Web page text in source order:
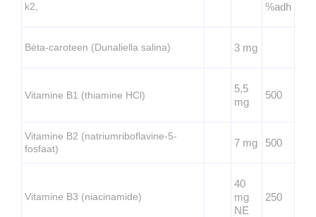
k2, %adh
Bèta-caroteen (Dunaliella salina) 3 mg
Vitamine B1 (thiamine HCl)
5,5
mg
500
Vitamine B2 (natriumriboflavine-5-
fosfaat)
7 mg 500
Vitamine B3 (niacinamide)
40
mg
NE
250